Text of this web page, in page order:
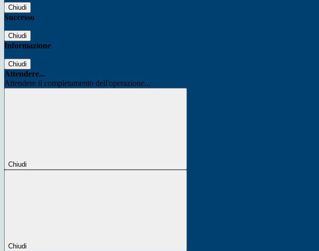
Chiudi
Successo
Chiudi
Informazione
Chiudi
Attendere...
Attendere il completamento dell'operazione...
Chiudi
Chiudi